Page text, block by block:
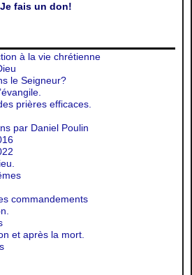
Je fais un don!
à la vie chrétienne
le Seigneur?
prières efficaces.
par Daniel Poulin
commandements
et après la mort.